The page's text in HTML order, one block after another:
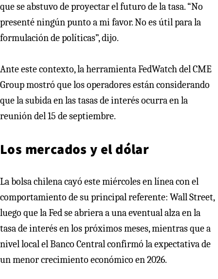
que se abstuvo de proyectar el futuro de la tasa. “No
presenté ningún punto a mi favor. No es útil para la
formulación de políticas”, dijo.
Ante este contexto, la herramienta FedWatch del CME
Group mostró que los operadores están considerando
que la subida en las tasas de interés ocurra en la
reunión del 15 de septiembre.
Los mercados y el dólar
La bolsa chilena cayó este miércoles en línea con el
comportamiento de su principal referente: Wall Street,
luego que la Fed se abriera a una eventual alza en la
tasa de interés en los próximos meses, mientras que a
nivel local el Banco Central confirmó la expectativa de
un menor crecimiento económico en 2026.